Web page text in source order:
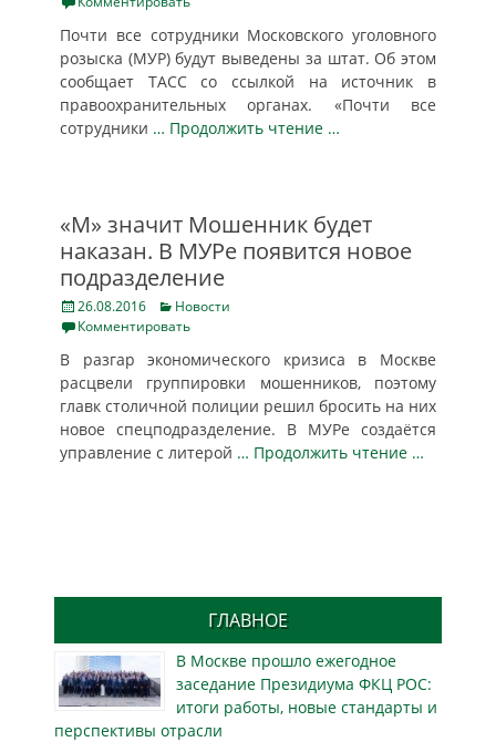
Почти все сотрудники Московского уголовного
розыска (МУР) будут выведены за штат. Об этом
сообщает ТАСС со ссылкой на источник в
правоохранительных органах. «Почти все
сотрудники … Продолжить чтение …
«М» значит Мошенник будет
наказан. В МУРе появится новое
подразделение
Posted
on
26.08.2016 Categories
Новости
Комментировать
В разгар экономического кризиса в Москве
расцвели группировки мошенников, поэтому
главк столичной полиции решил бросить на них
новое спецподразделение. В МУРе создаётся
управление с литерой … Продолжить чтение …
ГЛАВНОЕ
В Москве прошло ежегодное
заседание Президиума ФКЦ РОС:
итоги работы, новые стандарты и
перспективы отрасли